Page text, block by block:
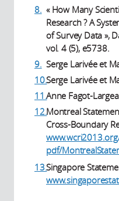
8. « How Many
Research ? A
of Survey Data »,
vol. 4 (5), e5738.
9. Serge Larivée et
10.Serge Larivée et
11.Anne Fagot-
12.Montreal
Cross-Boundary
pdf/
13.Singapore